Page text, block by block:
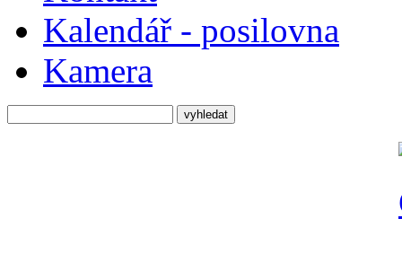
Kalendář - posilovna
Kamera